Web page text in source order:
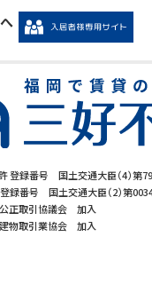
等の請求について
「訂正・追加・削除」「利用
の請求に応じております
社「個人情報お客様相談
さい。
報を提供する事の任
する個人情報を提供する
意でございます。
登録番号 国土交通大臣（4）第
録番号 国土交通大臣（2）第
公正取引協議会 加入
建物取引業協会 加入